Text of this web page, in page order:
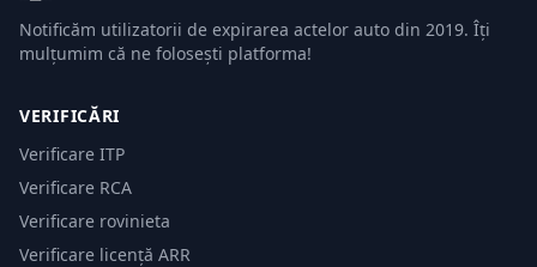
Notificăm utilizatorii de expirarea actelor auto din 2019. Îți
mulțumim că ne folosești platforma!
VERIFICĂRI
Verificare ITP
Verificare RCA
Verificare rovinieta
Verificare licență ARR